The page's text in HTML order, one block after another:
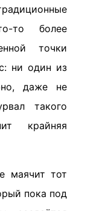
то более
точки
ни один из
даже не
такого
крайняя
маячит тот
пока под